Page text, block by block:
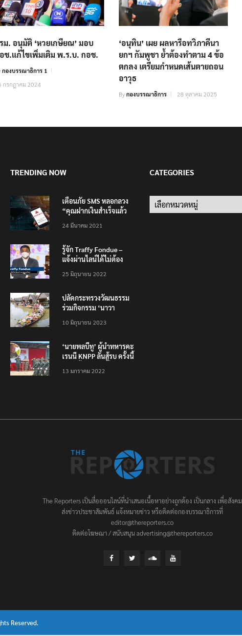
ม. อนุมัติ ‘หวยเกษียณ’ มอบ
ช.แก้ไขเพิ่มเติม พ.ร.บ. กอช.
กองบรรณาธิการ 1
กรกฎาคม 2024
‘อนุทิน’ เผย ผลหารือทวิภาคีนา
ยกฯ กัมพูชา ย้ำต้องทำตาม 4 ข้อ
ตกลง เตรียมกำหนดเส้นตายถอน
อาวุธ
Byกองบรรณาธิการ 28 ตุลาคม 2025
TRENDING NOW
เตือนภัย SMS หลอกลวง
“คุณฝากเงินสำเร็จแล้ว
200,000 บาท”
24 มีนาคม 2021
รู้จัก Traffy Fondue –
แจ้งผ่านไลน์ได้ไม่ต้อง
ทั่วไทย ไม่ใช่แค่ในกรุง
25 มิถุนายน 2022
ปลัดกระทรวงวัฒนธรรม
ร่วมกิจกรรม ‘นาวา
ตักบาตรทางน้ำ
10 มิถุนายน 2023
‘นายพลบีทู’ ผู้นำทหารคะ
เรนนี KNPP ลั่นสู้รบ ครั้งนี้
ประชาชนต้องชนะ
13 มกราคม 2022
CATEGORIES
Categories
The Reporters เป็นสื่อออนไลน์ที่นำเสนอเนื้อหาอย่างถูกต้อง เป็นกลาง เพื่อสังคม
ส่งข่าวประชาสัมพันธ์ แจ้งหมายข่าว หรือติดต่อกองบรรณาธิการที่
editor@thereporters.co
ติดต่อโฆษณา / สนับสนุน advertising@thereporters.co
Reserved.